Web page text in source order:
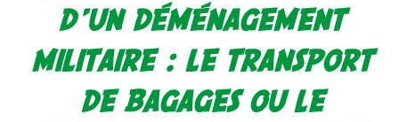
d’un déménagement
militaire : le transport
de bagages ou le